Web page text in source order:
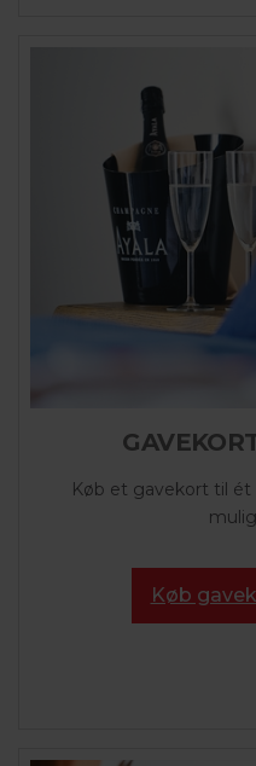
Køb et gavekort til
Køb